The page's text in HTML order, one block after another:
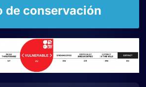
de conservación